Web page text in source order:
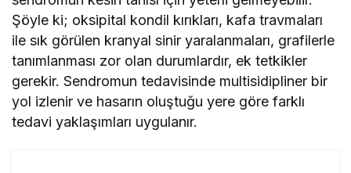
Şöyle ki; oksipital kondil kırıkları, kafa travmaları
ile sık görülen kranyal sinir yaralanmaları, grafilerle
tanımlanması zor olan durumlardır, ek tetkikler
gerekir. Sendromun tedavisinde multisidipliner bir
yol izlenir ve hasarın oluştuğu yere göre farklı
tedavi yaklaşımları uygulanır.